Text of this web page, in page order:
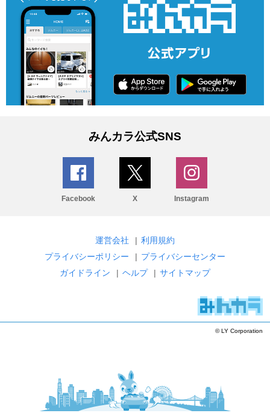
みんカラ公式SNS
Facebook X Instagram
運営会社 | 利用規約
プライバシーポリシー
| プライバシーセンター
ガイドライン
| ヘルプ | サイトマップ
© LY Corporation